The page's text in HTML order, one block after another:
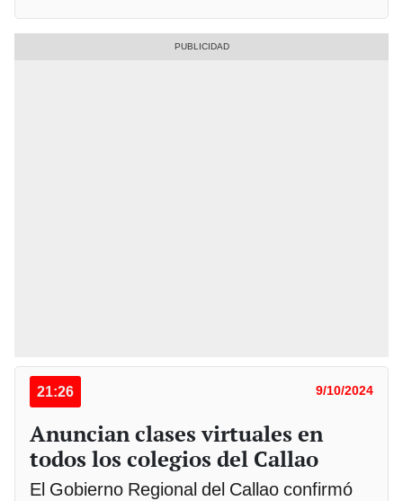
21:26 9/10/2024
Anuncian clases virtuales en
todos los colegios del Callao
El Gobierno Regional del Callao confirmó